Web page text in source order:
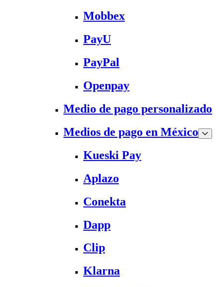
Mobbex
PayU
PayPal
Openpay
Medio de pago personalizado
Medios de pago en México
Kueski Pay
Aplazo
Conekta
Dapp
Clip
Klarna